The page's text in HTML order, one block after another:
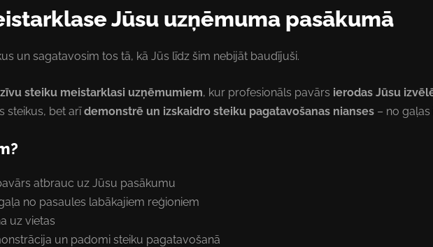
Jūsu uzņēmuma pasākumā
un sagatavosim tos tā, kā Jūs līdz šim nebijāt baudījuši.
steiku meistarklasi uzņēmumiem, kur profesionāls pavārs ierodas Jūsu
steikus, bet arīdemonstrē un izskaidro steiku pagatavošanas nianses – no
atbrauc uz Jūsu pasākumu
no pasaules labākajiem reģioniem
uz vietas
un padomi steiku pagatavošanā